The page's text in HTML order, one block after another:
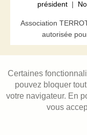
président |
Association
autorisée
Certaines
pouvez bloquer
votre navigateur. En
vous